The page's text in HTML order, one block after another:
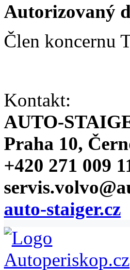
Autorizovaný
Člen koncernu
Kontakt:
AUTO-
Praha 10,
+420 271 009
auto-staiger.cz